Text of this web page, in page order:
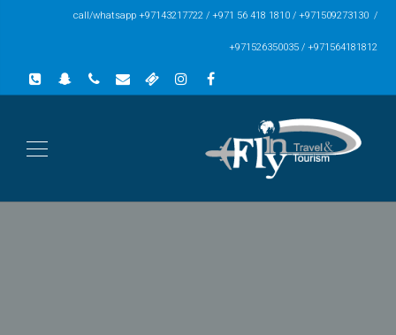
call/whatsapp +97143217722 / +971 56 418 1810 / +971509273130 /
+971526350035 / +971564181812